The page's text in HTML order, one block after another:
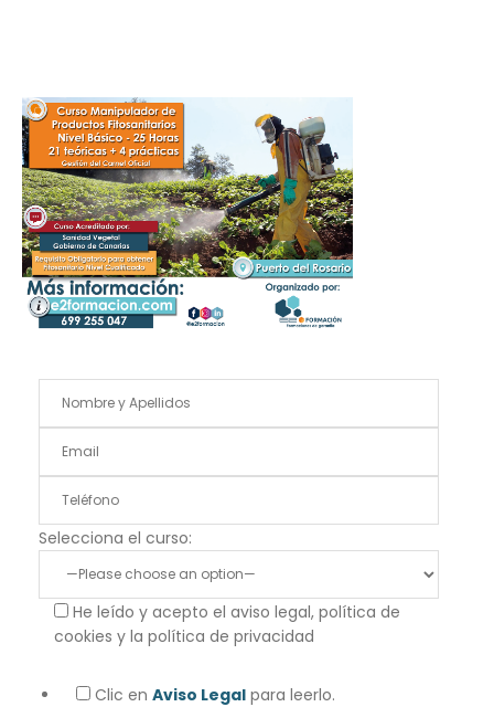
Selecciona el curso:
He leído y acepto el aviso legal, política de
cookies y la política de privacidad
Clic en Aviso Legal para leerlo.